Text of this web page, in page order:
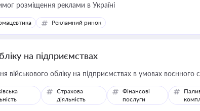
розміщення реклами в Україні
Рекламний ринок
на підприємствах
військового обліку на підприємствах в умовах воєнного
Страхова
діяльність
Фінансові
послуги